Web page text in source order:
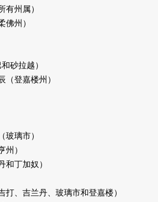
有州属）
佛州）
砂拉越）
（登嘉楼州）
玻璃市）
州）
和丁加奴）
打、吉兰丹、玻璃市和登嘉楼）